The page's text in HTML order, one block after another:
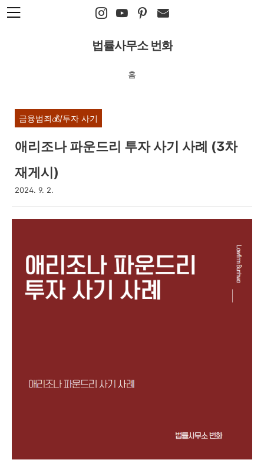
본문 바로가기
법률사무소 번화
홈
금융범죄💰/투자 사기
애리조나 파운드리 투자 사기 사례 (3차
재게시)
2024. 9. 2.